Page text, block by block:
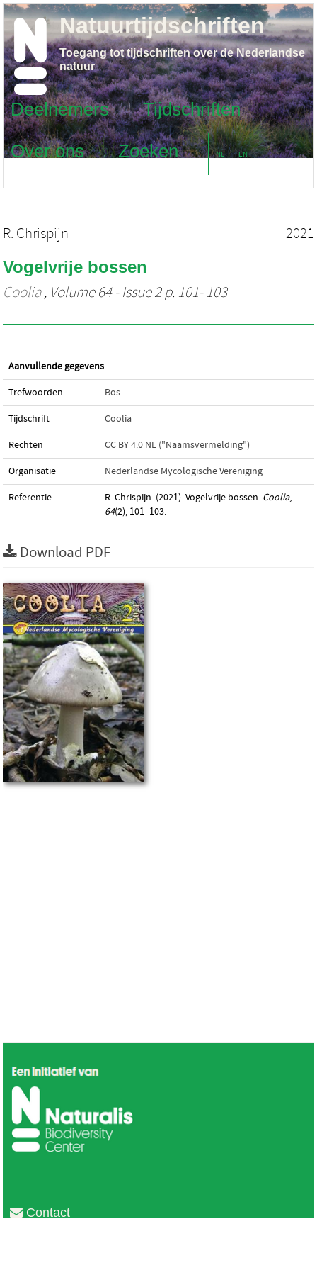
Deelnemers
Tijdschriften
Over ons
Zoeken NL EN
Natuurtijdschriften
Toegang tot tijdschriften over de Nederlandse
natuur
R. Chrispijn 2021
Vogelvrije bossen
Coolia, Volume 64 - Issue 2 p. 101- 103
Aanvullende gegevens
Trefwoorden Bos
Tijdschrift Coolia
Rechten CC BY 4.0 NL ("Naamsvermelding")
Organisatie Nederlandse Mycologische Vereniging
Referentie R. Chrispijn. (2021). Vogelvrije bossen. Coolia,
64(2), 101–103.
Download PDF
Contact